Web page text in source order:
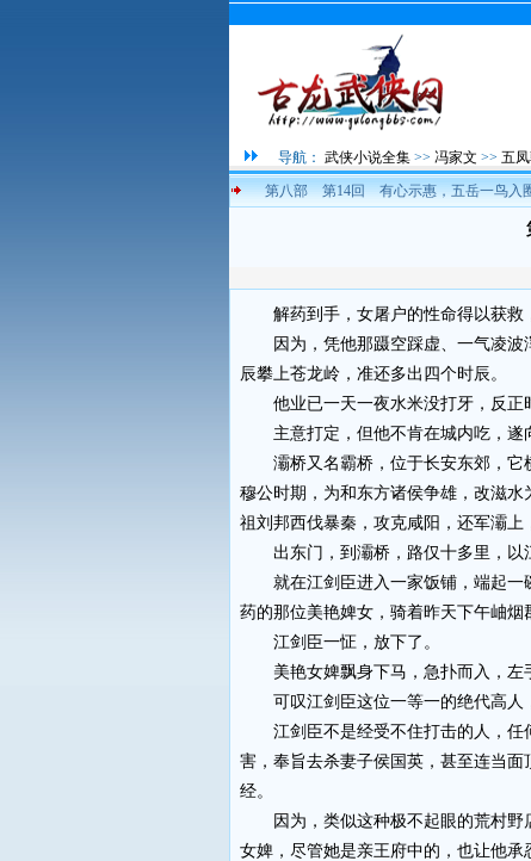
导航： 武侠小说全集 >> 冯家文 >> 五
第八部 第14回 有心示惠，五岳一鸟入
解药到手，女屠户的性命得以获救
因为，凭他那蹑空踩虚、一气凌波
辰攀上苍龙岭，准还多出四个时辰。
他业已一天一夜水米没打牙，反正
主意打定，但他不肯在城内吃，遂
灞桥又名霸桥，位于长安东郊，它
穆公时期，为和东方诸侯争雄，改滋
祖刘邦西伐暴秦，攻克咸阳，还军灞上
出东门，到灞桥，路仅十多里，以
就在江剑臣进入一家饭铺，端起一
药的那位美艳婢女，骑着昨天下午岫烟
江剑臣一怔，放下了。
美艳女婢飘身下马，急扑而入，左手
可叹江剑臣这位一等一的绝代高人
江剑臣不是经受不住打击的人，任
害，奉旨去杀妻子侯国英，甚至连当
经。
因为，类似这种极不起眼的荒村野
女婢，尽管她是亲王府中的，也让他承